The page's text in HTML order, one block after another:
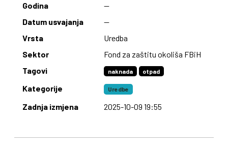
Godina
—
Datum usvajanja
—
Vrsta
Uredba
Sektor
Fond za zaštitu okoliša FBiH
Tagovi
naknada otpad
Kategorije Uredbe
Zadnja izmjena 2025-10-09 19:55